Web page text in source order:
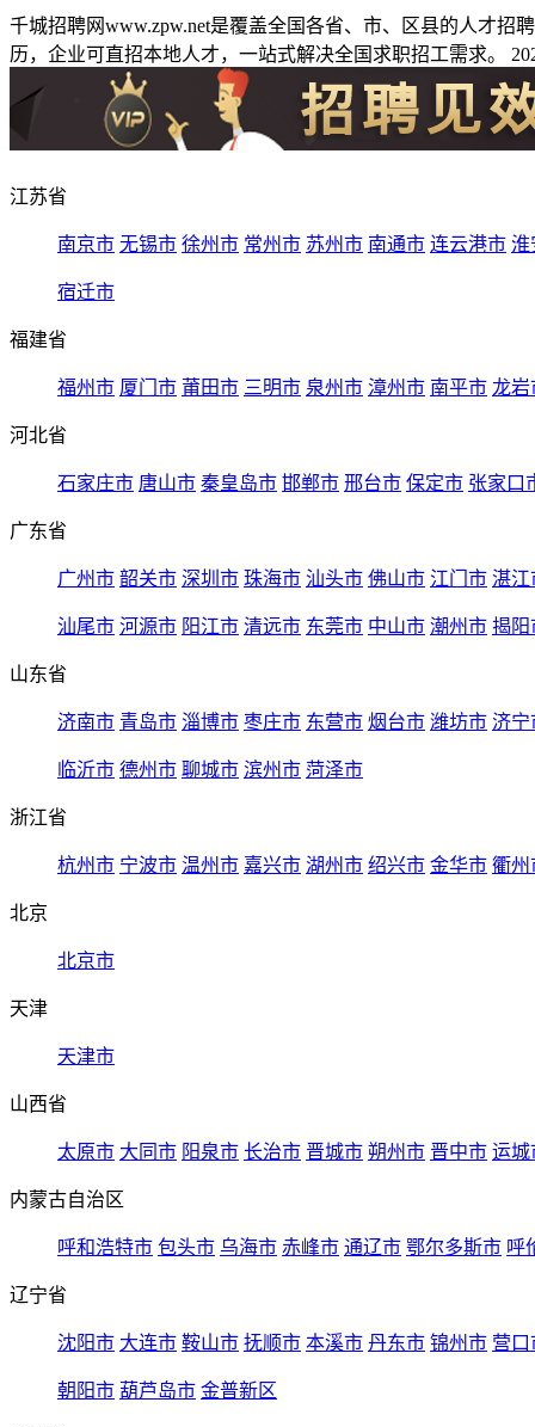
千城招聘网www.zpw.net是覆盖全国各省、市、区县的人才
历，企业可直招本地人才，一站式解决全国求职招工需求。
江苏省
南京市 无锡市 徐州市 常州市 苏州市 南通市 连云港市 淮
宿迁市
福建省
福州市 厦门市 莆田市 三明市 泉州市 漳州市 南平市 龙岩
河北省
石家庄市 唐山市 秦皇岛市 邯郸市 邢台市 保定市 张家口
广东省
广州市 韶关市 深圳市 珠海市 汕头市 佛山市 江门市 湛江
汕尾市 河源市 阳江市 清远市 东莞市 中山市 潮州市 揭阳
山东省
济南市 青岛市 淄博市 枣庄市 东营市 烟台市 潍坊市 济宁
临沂市 德州市 聊城市 滨州市 菏泽市
浙江省
杭州市 宁波市 温州市 嘉兴市 湖州市 绍兴市 金华市 衢州
北京
北京市
天津
天津市
山西省
太原市 大同市 阳泉市 长治市 晋城市 朔州市 晋中市 运城
内蒙古自治区
呼和浩特市 包头市 乌海市 赤峰市 通辽市 鄂尔多斯市 呼
辽宁省
沈阳市 大连市 鞍山市 抚顺市 本溪市 丹东市 锦州市 营口
朝阳市 葫芦岛市 金普新区